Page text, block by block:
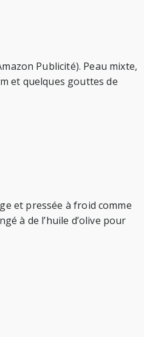
Publicité). Peau mixte,
et quelques gouttes de
et pressée à froid comme
à de l’huile d’olive pour